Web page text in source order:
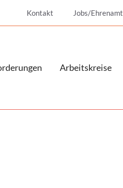
Kontakt Jobs/Ehrenamt
Arbeitskreise